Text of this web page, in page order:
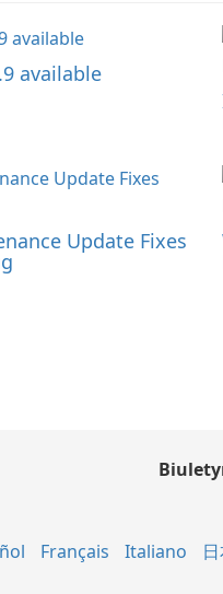
available
Update Fixes
Français Italiano